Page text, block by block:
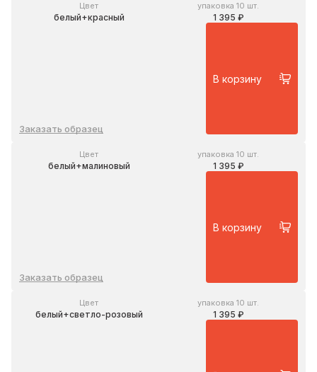
Цвет
белый+красный
упаковка 10 шт.
1 395 ₽
Заказать образец
В корзину
Цвет
белый+малиновый
упаковка 10 шт.
1 395 ₽
Заказать образец
В корзину
Цвет
белый+светло-розовый
упаковка 10 шт.
1 395 ₽